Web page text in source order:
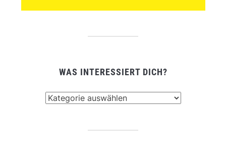
WAS INTERESSIERT DICH?